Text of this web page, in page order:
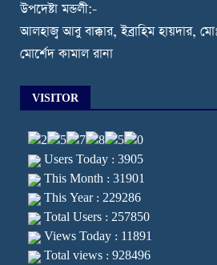
উপদেষ্টা মন্ডলী:-
আলহাজ্ব আবু বাক্কার, ইব্রাহিম হায়দার,
মোর্শেদ কামাল রানা
VISITOR
Users Today : 3905
This Month : 31901
This Year : 229286
Total Users : 257850
Views Today : 11891
Total views : 928496